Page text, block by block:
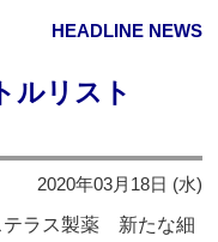
HEADLINE NEWS
ルリスト
2020年03月18日 (水)
テラス製薬 新たな細